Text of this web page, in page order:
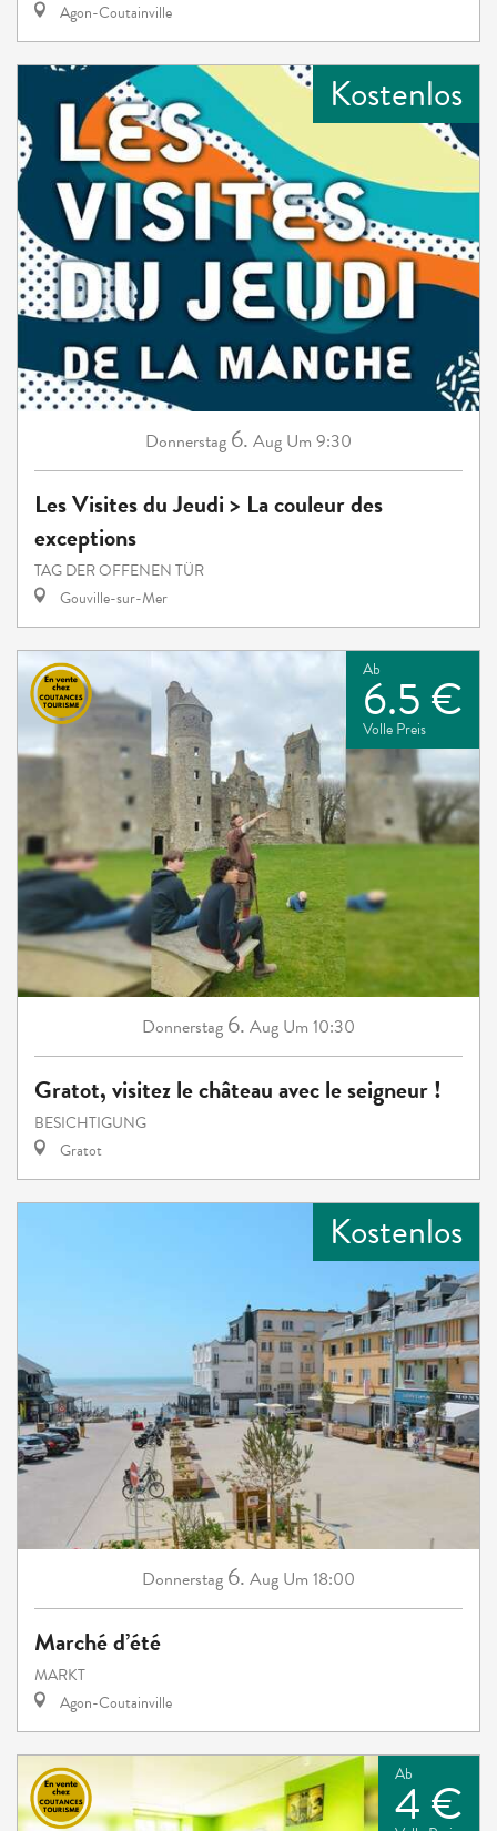
Agon-Coutainville
Kostenlos
Donnerstag 6. Aug Um 9:30
Les Visites du Jeudi > La couleur des
exceptions
TAG DER OFFENEN TÜR
Gouville-sur-Mer
Ab
6.5 €
Volle Preis
Donnerstag 6. Aug Um 10:30
Gratot, visitez le château avec le seigneur !
BESICHTIGUNG
Gratot
Kostenlos
Donnerstag 6. Aug Um 18:00
Marché d’été
MARKT
Agon-Coutainville
Ab
4 €